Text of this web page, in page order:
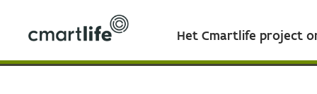
Het Cmartlife project